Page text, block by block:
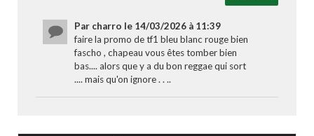
Par charro le 14/03/2026 à 11:39
faire la promo de tf1 bleu blanc rouge bien
fascho , chapeau vous êtes tomber bien
bas.... alors que y a du bon reggae qui sort
.... mais qu'on ignore . . ..